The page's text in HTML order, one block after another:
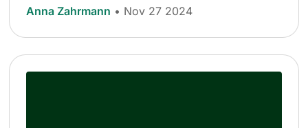
Anna Zahrmann • Nov 27 2024